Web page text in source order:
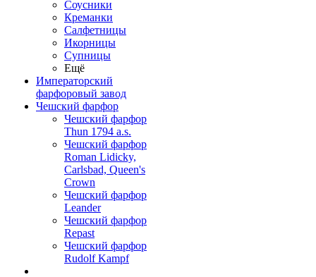
Соусники
Креманки
Салфетницы
Икорницы
Супницы
Ещё
Императорский
фарфоровый завод
Чешский фарфор
Чешский фарфор
Thun 1794 a.s.
Чешский фарфор
Roman Lidicky,
Carlsbad, Queen's
Crown
Чешский фарфор
Leander
Чешский фарфор
Repast
Чешский фарфор
Rudolf Kampf